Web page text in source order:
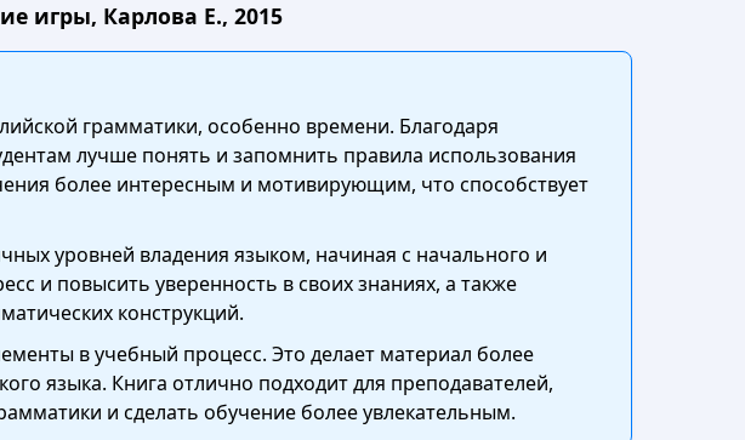
игры, Карлова Е., 2015
грамматики, особенно времени. Благодаря
лучше понять и запомнить правила использования
более интересным и мотивирующим, что способствует
уровней владения языком, начиная с начального и
и повысить уверенность в своих знаниях, а также
конструкций.
в учебный процесс. Это делает материал более
языка. Книга отлично подходит для преподавателей,
и сделать обучение более увлекательным.